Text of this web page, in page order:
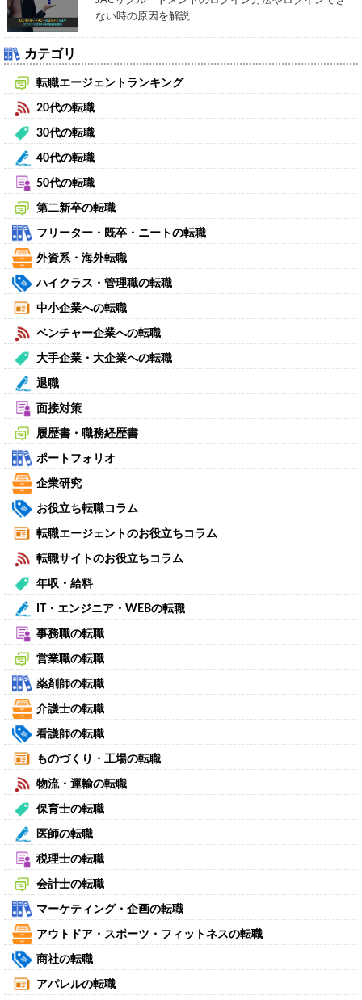
ない時の原因を解説
カテゴリ
転職エージェントランキング
20代の転職
30代の転職
40代の転職
50代の転職
第二新卒の転職
フリーター・既卒・ニートの転職
外資系・海外転職
ハイクラス・管理職の転職
中小企業への転職
ベンチャー企業への転職
大手企業・大企業への転職
退職
面接対策
履歴書・職務経歴書
ポートフォリオ
企業研究
お役立ち転職コラム
転職エージェントのお役立ちコラム
転職サイトのお役立ちコラム
年収・給料
IT・エンジニア・WEBの転職
事務職の転職
営業職の転職
薬剤師の転職
介護士の転職
看護師の転職
ものづくり・工場の転職
物流・運輸の転職
保育士の転職
医師の転職
税理士の転職
会計士の転職
マーケティング・企画の転職
アウトドア・スポーツ・フィットネスの転職
商社の転職
アパレルの転職